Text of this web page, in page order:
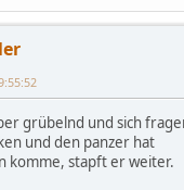
grübelnd und sich
und den panzer hat
komme, stapft er weiter.